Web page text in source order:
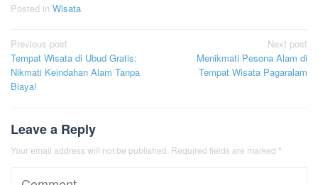
Posted in Wisata
Post
navigation
Previous post
Tempat Wisata di Ubud Gratis:
Nikmati Keindahan Alam Tanpa
Biaya!
Next post
Menikmati Pesona Alam di
Tempat Wisata Pagaralam
Leave a Reply
Your email address will not be published. Required fields are marked *